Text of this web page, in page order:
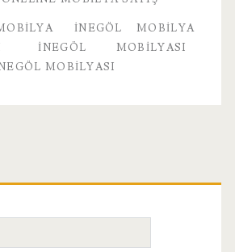
İNEGÖL MOBILYA
INEGÖL MOBILYASI
MOBILYASI